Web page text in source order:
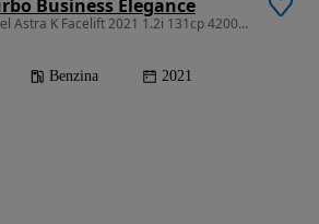
Business Elegance
1199 cm3 • 130 CP • Opel Astra K Facelift 2021 1.2i 131cp 42000km
Benzina 2021